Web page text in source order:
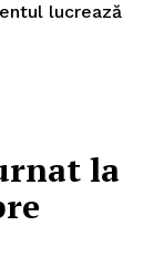
lucrează
la